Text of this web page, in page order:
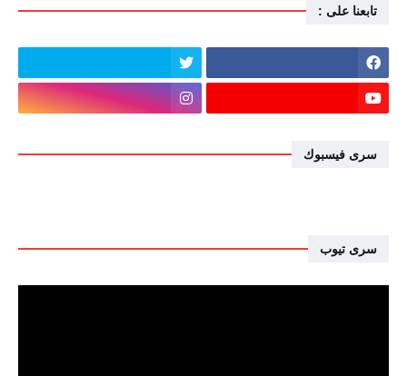
تابعنا على :
سرى فيسبوك
سرى تيوب